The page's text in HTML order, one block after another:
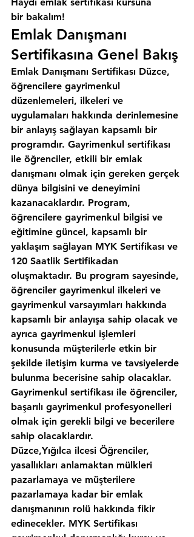
bir bakalım!
Emlak Danışmanı
Sertifikasına Genel Bakış
Emlak Danışmanı Sertifikası Düzce,
öğrencilere gayrimenkul
düzenlemeleri, ilkeleri ve
uygulamaları hakkında derinlemesine
bir anlayış sağlayan kapsamlı bir
programdır. Gayrimenkul sertifikası
ile öğrenciler, etkili bir emlak
danışmanı olmak için gereken gerçek
dünya bilgisini ve deneyimini
kazanacaklardır. Program,
öğrencilere gayrimenkul bilgisi ve
eğitimine güncel, kapsamlı bir
yaklaşım sağlayan MYK Sertifikası ve
120 Saatlik Sertifikadan
oluşmaktadır. Bu program sayesinde,
öğrenciler gayrimenkul ilkeleri ve
gayrimenkul varsayımları hakkında
kapsamlı bir anlayışa sahip olacak ve
ayrıca gayrimenkul işlemleri
konusunda müşterilerle etkin bir
şekilde iletişim kurma ve tavsiyelerde
bulunma becerisine sahip olacaklar.
Gayrimenkul sertifikası ile öğrenciler,
başarılı gayrimenkul profesyonelleri
olmak için gerekli bilgi ve becerilere
sahip olacaklardır.
Düzce,Yığılca ilcesi Öğrenciler,
yasallıkları anlamaktan mülkleri
pazarlamaya ve müşterilere
pazarlamaya kadar bir emlak
danışmanının rolü hakkında fikir
edinecekler. MYK Sertifikası